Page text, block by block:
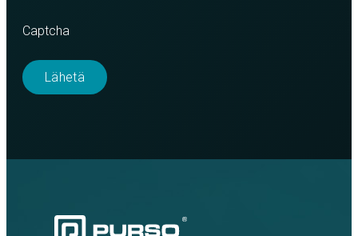
Captcha